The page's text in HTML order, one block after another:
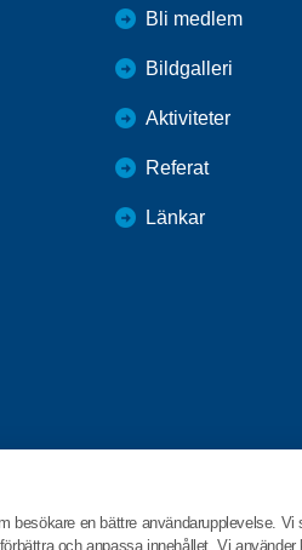
besökare en bättre användarupplevelse.
och anpassa innehållet. Vi
Bli medlem
Bildgalleri
Aktiviteter
Referat
Länkar